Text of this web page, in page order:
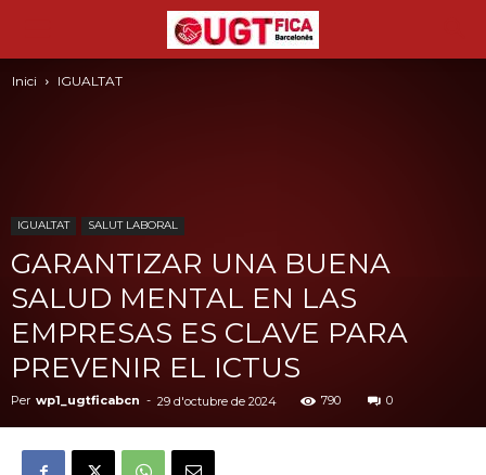
Inici IGUALTAT
IGUALTAT SALUT LABORAL
GARANTIZAR UNA BUENA
SALUD MENTAL EN LAS
EMPRESAS ES CLAVE PARA
PREVENIR EL ICTUS
Per wp1_ugtficabcn - 29 d'octubre de 2024 790 0